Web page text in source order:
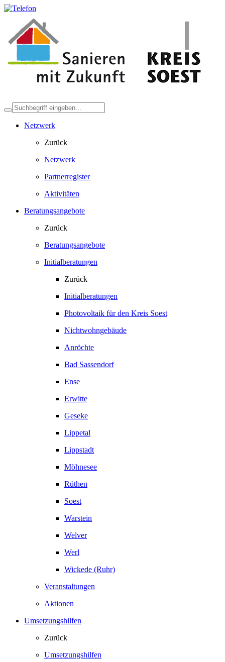
Netzwerk
Zurück
Netzwerk
Partnerregister
Aktivitäten
Beratungsangebote
Zurück
Beratungsangebote
Initialberatungen
Zurück
Initialberatungen
Photovoltaik für den Kreis Soest
Nichtwohngebäude
Anröchte
Bad Sassendorf
Ense
Erwitte
Geseke
Lippetal
Lippstadt
Möhnesee
Rüthen
Soest
Warstein
Welver
Werl
Wickede (Ruhr)
Veranstaltungen
Aktionen
Umsetzungshilfen
Zurück
Umsetzungshilfen